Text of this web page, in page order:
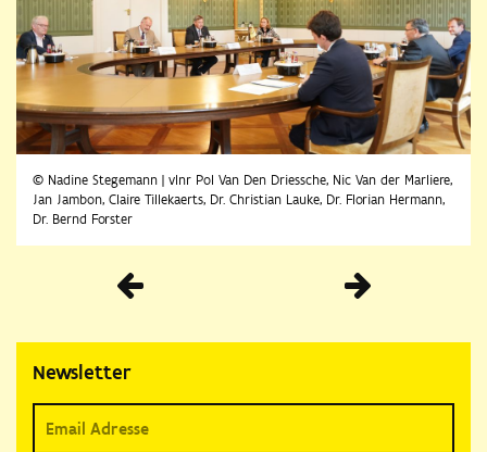
© Nadine Stegemann | vlnr Pol Van Den Driessche, Nic Van der Marliere,
Jan Jambon, Claire Tillekaerts, Dr. Christian Lauke, Dr. Florian Hermann,
Dr. Bernd Forster
Vorherige
Newsletter